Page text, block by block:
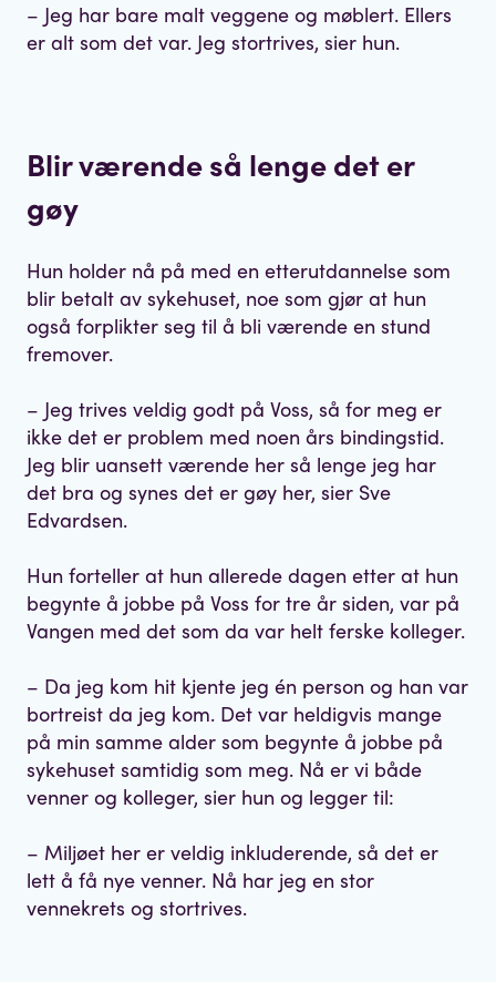
– Jeg har bare malt veggene og møblert. Ellers
er alt som det var. Jeg stortrives, sier hun.
Blir værende så lenge det er
gøy
Hun holder nå på med en etterutdannelse som
blir betalt av sykehuset, noe som gjør at hun
også forplikter seg til å bli værende en stund
fremover.
– Jeg trives veldig godt på Voss, så for meg er
ikke det er problem med noen års bindingstid.
Jeg blir uansett værende her så lenge jeg har
det bra og synes det er gøy her, sier Sve
Edvardsen.
Hun forteller at hun allerede dagen etter at hun
begynte å jobbe på Voss for tre år siden, var på
Vangen med det som da var helt ferske kolleger.
– Da jeg kom hit kjente jeg én person og han var
bortreist da jeg kom. Det var heldigvis mange
på min samme alder som begynte å jobbe på
sykehuset samtidig som meg. Nå er vi både
venner og kolleger, sier hun og legger til:
– Miljøet her er veldig inkluderende, så det er
lett å få nye venner. Nå har jeg en stor
vennekrets og stortrives.